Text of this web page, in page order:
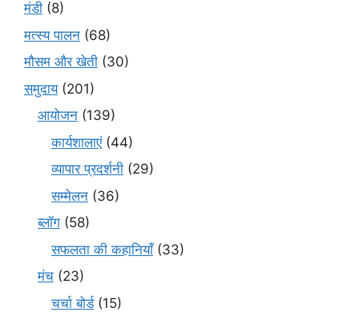
मंडी (8)
मत्स्य पालन (68)
मौसम और खेती (30)
समुदाय(201)
आयोजन (139)
कार्यशालाएं(44)
व्यापार प्रदर्शनी (29)
सम्मेलन (36)
ब्लॉग (58)
सफलता की कहानियाँ(33)
मंच (23)
चर्चा बोर्ड(15)